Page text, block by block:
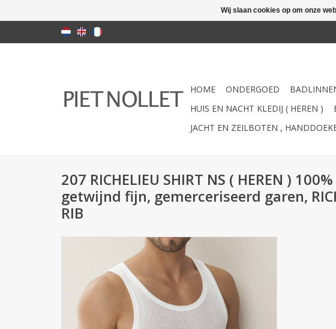
HOME ONDERGOED
HUIS EN NACHT KLEDIJ ( HEREN )
JACHT EN ZEILBOTEN ,
207 RICHELIEU SHIRT NS ( HEREN )
getwijnd fijn, gemerceriseerd garen,
RIB
Wij slaan cookies op om onze